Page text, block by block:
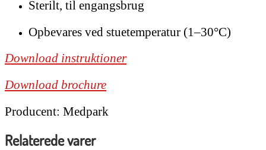
Sterilt, til engangsbrug
Opbevares ved stuetemperatur (1–30°C)
Download instruktioner
Download brochure
Producent: Medpark
Relaterede varer